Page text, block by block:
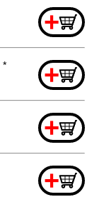
+
* +
+
+